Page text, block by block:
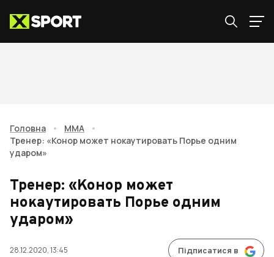
Головна • ММА
•
Тренер: «Конор может нокаутировать Порье одним
ударом»
Тренер: «Конор может
нокаутировать Порье одним
ударом»
28.12.2020, 13:45 Підписатися в